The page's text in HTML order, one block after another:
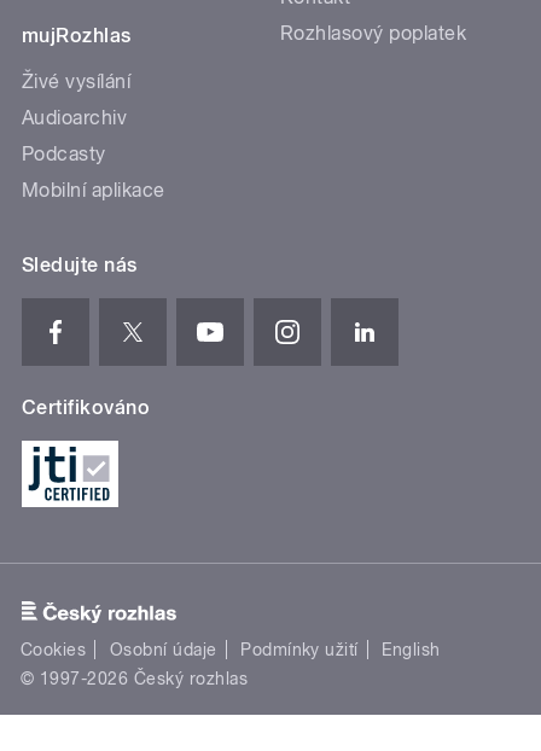
Sledujte nás
Cookies Osobní údaje
© 1997-2026 Český rozhlas